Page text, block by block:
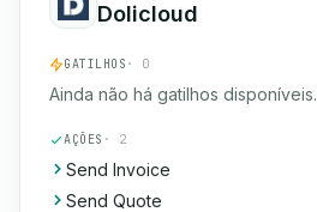
Dolicloud
GATILHOS · 0
Ainda não há gatilhos disponíveis.
AÇÕES · 2
Send Invoice
Send Quote